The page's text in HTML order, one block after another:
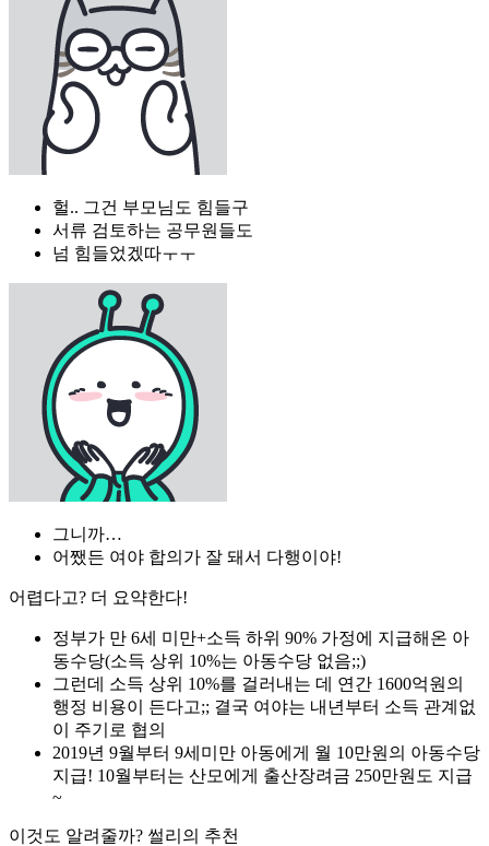
헐.. 그건 부모님도 힘들구
서류 검토하는 공무원들도
넘 힘들었겠따ㅜㅜ
그니까…
어쨌든 여야 합의가 잘 돼서 다행이야!
어렵다고? 더 요약한다!
정부가 만 6세 미만+소득 하위 90% 가정에 지급해온 아
동수당(소득 상위 10%는 아동수당 없음;;)
그런데 소득 상위 10%를 걸러내는 데 연간 1600억원의
행정 비용이 든다고;; 결국 여야는 내년부터 소득 관계없
이 주기로 협의
2019년 9월부터 9세미만 아동에게 월 10만원의 아동수당
지급! 10월부터는 산모에게 출산장려금 250만원도 지급
~
이것도 알려줄까? 썰리의 추천